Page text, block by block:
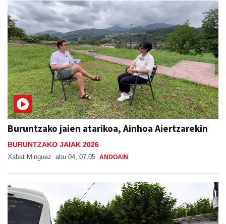
Buruntzako jaien atarikoa, Ainhoa Aiertzarekin
BURUNTZAKO JAIAK 2026
Xabat Minguez abu 04, 07:05 ANDOAIN